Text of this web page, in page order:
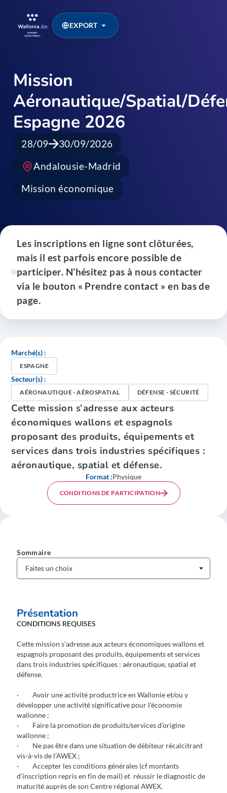
EXPORT
Mission
Aéronautique/Spatial/
Espagne 2026
28/09
30/09/2026
Andalousie-Madrid
Mission économique
Les inscriptions en ligne sont clôturées,
mais il est parfois encore possible de
participer. N’hésitez pas à nous contacter
via le bouton « Prendre contact » en bas de
page.
Marché(s) :
ESPAGNE
Secteur(s) :
AÉRONAUTIQUE - AÉROSPATIAL DÉFENSE - SÉCURITÉ
Cette mission s’adresse aux acteurs
économiques wallons et espagnols
proposant des produits, équipements et
services dans trois industries spécifiques :
aéronautique, spatial et défense.
Format :Physique
CONDITIONS DE PARTICIPATION
Sommaire
Présentation
CONDITIONS REQUISES
Cette mission s’adresse aux acteurs économiques wallons et
espagnols proposant des produits, équipements et services
dans trois industries spécifiques : aéronautique, spatial et
défense.
· Avoir une activité productrice en Wallonie et/ou y
développer une activité significative pour l’économie
wallonne ;
· Faire la promotion de produits/services d’origine
wallonne ;
· Ne pas être dans une situation de débiteur récalcitrant
vis-à-vis de l’AWEX ;
· Accepter les conditions générales (cf montants
d’inscription repris en fin de mail) et réussir le diagnostic de
maturité auprès de son Centre régional AWEX.